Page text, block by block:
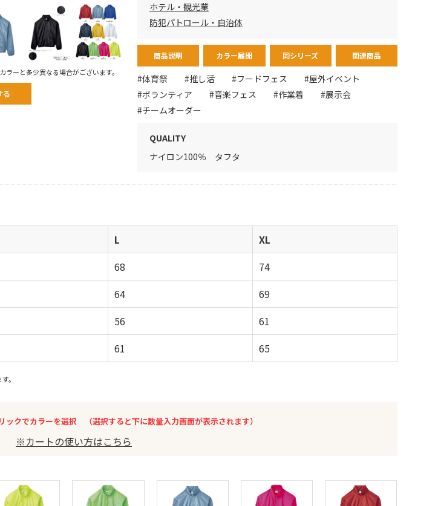
ーと多少異なる場合がございます。
る
ホテル・観光業
防犯パトロール・自治体
商品説明 カラー展開 同シリーズ 関連商品
#体育祭 #推し活 #フードフェス
#屋外イベント
#ボランティア
#音楽フェス #作業着
#展示会
#チームオーダー
QUALITY
ナイロン100％ タフタ
L
XL
68
74
64
69
56
61
61 65
。
ックでカラーを選択 （選択すると下に数量入力画面が表示されます）
※カートの使い方はこちら